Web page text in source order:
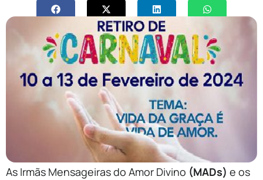
As Irmãs Mensageiras do Amor Divino (MADs) e os